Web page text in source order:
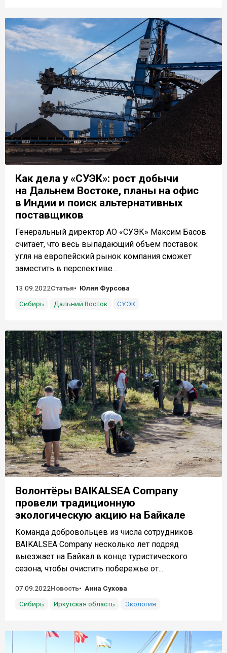
Как дела у «СУЭК»: рост добычи
на Дальнем Востоке, планы на офис
в Индии и поиск альтернативных
поставщиков
Генеральный директор АО «СУЭК» Максим Басов
считает, что весь выпадающий объем поставок
угля на европейский рынок компания сможет
заместить в перспективе...
13.09.2022Статья
Юлия Фурсова
Сибирь
Дальний Восток СУЭК
Волонтёры BAIKALSEA Company
провели традиционную
экологическую акцию на Байкале
Команда добровольцев из числа сотрудников
BAIKALSEA Company несколько лет подряд
выезжает на Байкал в конце туристического
сезона, чтобы очистить побережье от...
07.09.2022Новость
Анна Сухова
Сибирь
Иркутская область Экология